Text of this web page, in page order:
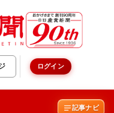
ログイン
記事ナビ